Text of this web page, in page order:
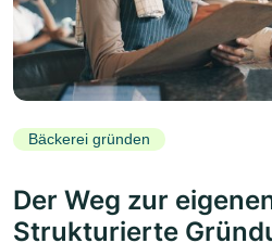
Bäckerei gründen
Der Weg zur
Strukturierte